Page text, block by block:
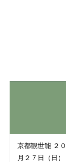
京都観世能 ２０１９年１０
月２７日（日）